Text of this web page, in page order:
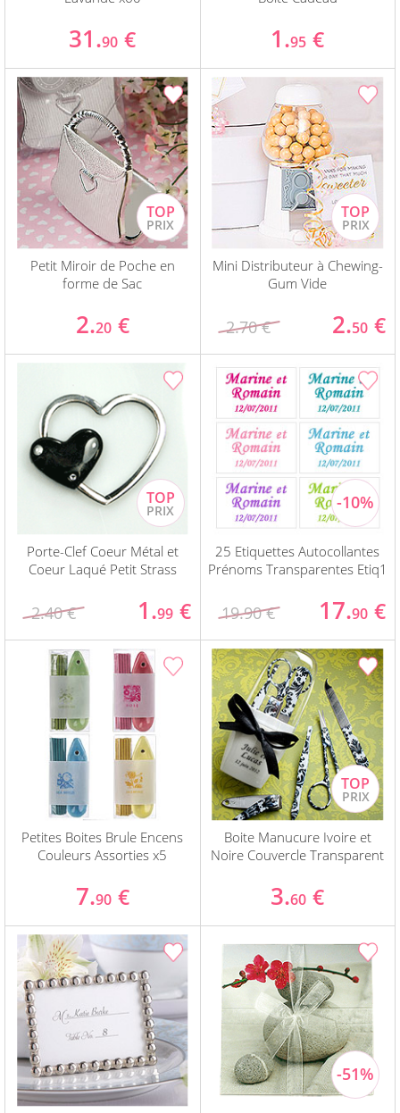
31.90 € 1.95 €
Petit Miroir de Poche en
forme de Sac
2.20 €
Mini Distributeur à Chewing-
Gum Vide
2.70 € 2.50 €
Porte-Clef Coeur Métal et
Coeur Laqué Petit Strass
2.40 € 1.99 €
25 Etiquettes Autocollantes
Prénoms Transparentes Etiq1
19.90 € 17.90 €
Petites Boites Brule Encens
Couleurs Assorties x5
7.90 €
Boite Manucure Ivoire et
Noire Couvercle Transparent
3.60 €